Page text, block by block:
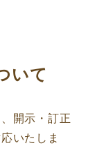
いて
開示・訂正
いたしま